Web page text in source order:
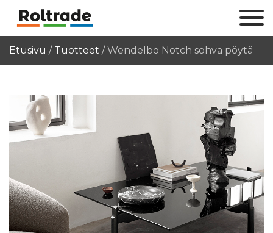
Etusivu / Tuotteet /Wendelbo Notch sohva pöytä